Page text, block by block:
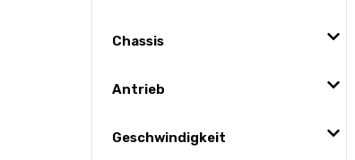
Chassis
Antrieb
Geschwindigkeit